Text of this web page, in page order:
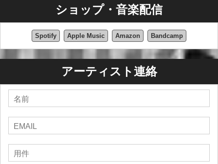
クスペリエンスなど、いくつかのフェスティバルに参
加： Rock On Indoor Fest、Rock n Roll Experienceなどに
参加し、ステージを共にした： Ancillotti、Michele Luppi
(Whitesnake etc)、Marco Mendoza (Dead Daisies,
Whitesnake, Thin Lizzy)、Mario Riso (Rezophonic,
Rocker TV)、Diego Galeri (Timoria) 等とステージを共に
2024年は、まさにニュースと満足に満ちている。初のラ
イブ録音シングル "Let's Rock - Live at Rock on Indoor
Fest "がリリースされ、バンドHarpazo（アメリカ）のア
ルバム "The Crucible "がリリースされる： マーク・チェ
ンタンニ、マーク・ゾンダー、ゲイリー・ヴェアカン
2024年3月にリリースされたシングル「Spirit Of
ショップ・音楽配信
Spotify Apple Music Amazon Bandcamp
アーティスト連絡